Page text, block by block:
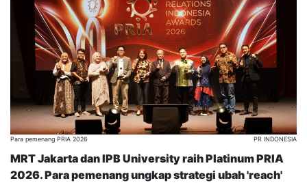
Para pemenang PRIA 2026 PR INDONESIA
MRT Jakarta dan IPB University raih Platinum PRIA
2026. Para pemenang ungkap strategi ubah 'reach'